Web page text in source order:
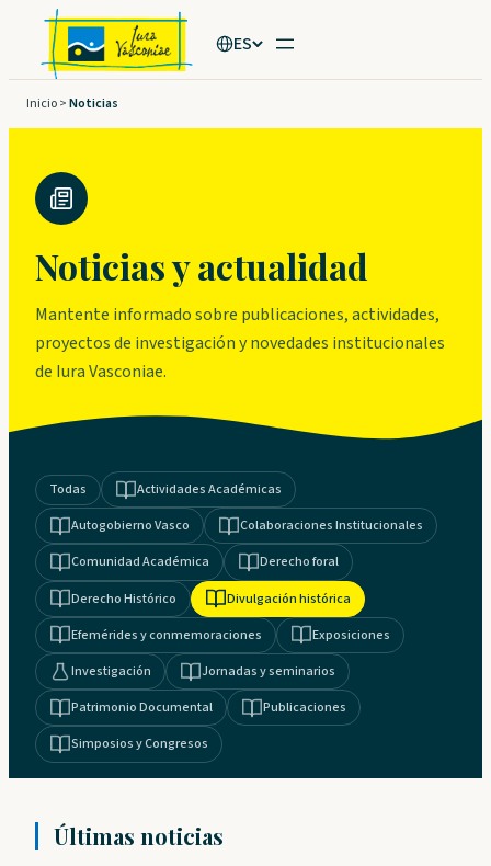
Saltar
contenido
ES
Inicio>Noticias
Noticias y actualidad
Mantente informado sobre publicaciones, actividades,
proyectos de investigación y novedades institucionales
de Iura Vasconiae.
Todas
Actividades Académicas
Autogobierno Vasco
Colaboraciones Institucionales
Comunidad Académica
Derecho foral
Derecho Histórico
Divulgación histórica
Efemérides y conmemoraciones
Exposiciones
Investigación
Jornadas y seminarios
Patrimonio Documental
Publicaciones
Simposios y Congresos
Últimas noticias